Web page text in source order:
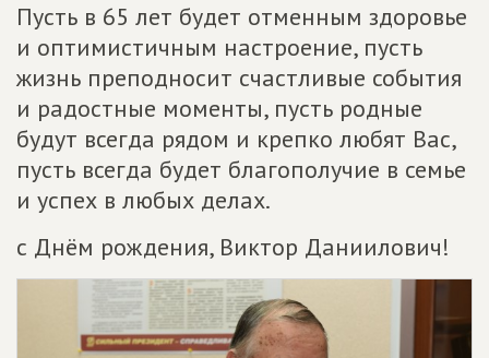
Пусть в 65 лет будет отменным здоровье
и оптимистичным настроение, пусть
жизнь преподносит счастливые события
и радостные моменты, пусть родные
будут всегда рядом и крепко любят Вас,
пусть всегда будет благополучие в семье
и успех в любых делах.
с Днём рождения, Виктор Даниилович!